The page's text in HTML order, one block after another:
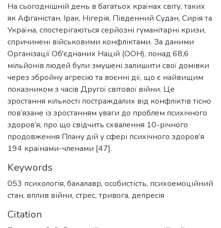
На сьогоднішній день в багатьох країнах світу, таких
як Афганістан, Ірак, Нігерія, Південний Судан, Сирія та
Україна, спостерігаються серйозні гуманітарні кризи,
спричинені військовими конфліктами. За даними
Організації Об'єднаних Націй (ООН), понад 68,6
мільйонів людей були змушені залишити свої домівки
через збройну агресію та воєнні дії, що є найвищим
показником з часів Другої світової війни. Це
зростання кількості постраждалих від конфліктів тісно
пов’язане із зростанням уваги до проблем психічного
здоров’я, про що свідчить схвалення 10-річного
продовження Плану дій у сфері психічного здоров’я
194 країнами-членами [47].
Keywords
053 психологія, бакалавр, особистість, психоемоційний
стан, вплив війни, стрес, тривога, депресія
Citation